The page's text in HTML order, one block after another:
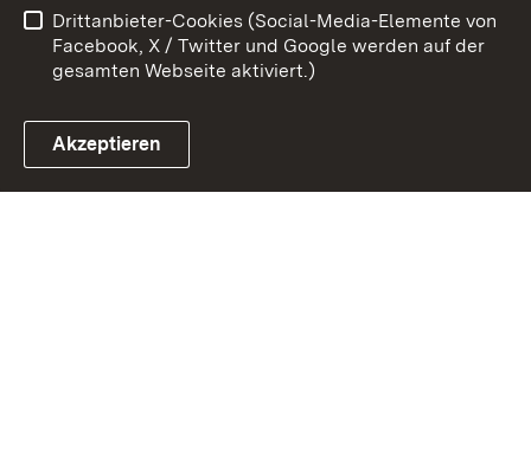
Link zum Landesportal
Impressum
Cookies
Drittanbieter-Cookies (Social-Media-Elemente von
Facebook, X / Twitter und Google werden auf der
gesamten Webseite aktiviert.)
Akzeptieren